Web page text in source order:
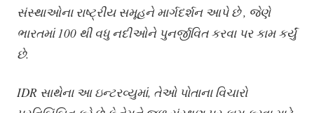
સંસ્થાઓના રાષ્ટ્રીય સમૂહને માર્ગદર્શન આપે છે , જેણે
ભારતમાં 100 થી વધુ નદીઓને પુનર્જીવિત કરવા પર કામ કર્યું
છે.
IDR સાથેના આ ઇન્ટરવ્યુમાં, તેઓ પોતાના વિચારો